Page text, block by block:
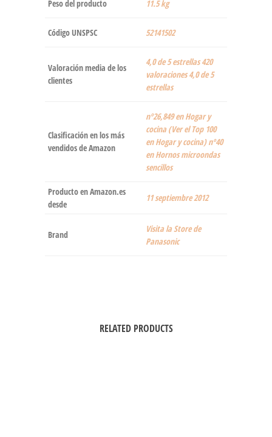
Peso del producto ‎11.5 kg
Código UNSPSC 52141502
Valoración media de los
clientes
4,0 de 5 estrellas 420
valoraciones 4,0 de 5
estrellas
Clasificación en los más
vendidos de Amazon
nº26,849 en Hogar y
cocina (Ver el Top 100
en Hogar y cocina) nº40
en Hornos microondas
sencillos
Producto en Amazon.es
desde
11 septiembre 2012
Brand
Visita la Store de
Panasonic
RELATED PRODUCTS